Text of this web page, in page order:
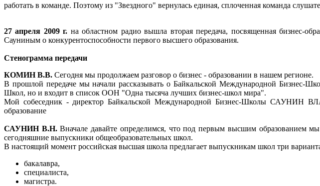
работать в команде. Поэтому из "Звездного" вернулась единая, сплоченная команда
27 апреля 2009 г. на областном радио вышла вторая передача, посвященная
Сауниным о конкурентоспособности первого высшего образования.
Стенограмма передачи
КОМИН В.В. Сегодня мы продолжаем разговор о бизнес - образовании в нашем регионе.
В прошлой передаче мы начали рассказывать о Байкальской Международной Бизнес-
Школ, но и входит в список ООН "Одна тысяча лучших бизнес-школ мира".
Мой собеседник - директор Байкальской Международной Бизнес-Школы САУНИН
образование
САУНИН В.Н.Вначале давайте определимся, что под первым высшим образованием
сегодняшние выпускники общеобразовательных школ.
В настоящий момент российская высшая школа предлагает выпускникам школ три
бакалавра,
специалиста,
магистра.